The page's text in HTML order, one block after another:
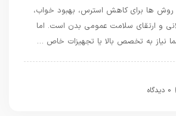
روش‌ ها برای کاهش استرس، بهبود خواب،
و ارتقای سلامت عمومی بدن است. اما
نیاز به تخصص بالا یا تجهیزات خاص …
0 دیدگاه